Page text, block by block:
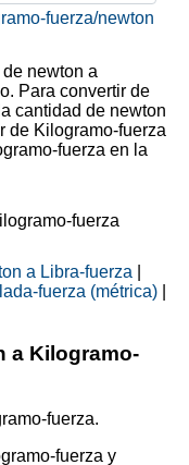
fuerza/newton
newton a
Para convertir de
cantidad de newton
de Kilogramo-fuerza
fuerza en la
fuerza
a Libra-fuerza
fuerza (métrica)
a Kilogramo-
fuerza.
fuerza y